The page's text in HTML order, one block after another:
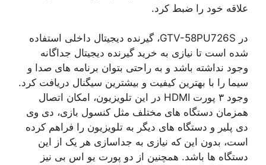
علاقه خود را ضبط کرد.
در GTV-58PU726S، گیرنده دیجیتال داخلی استفاده
شده است تا نیازی به خرید گیرنده دیجیتال جداگانه
وجود نداشته باشد و به راحتی بتوان برنامه های صدا و
سیما را با بهترین کیفیت و بیشترین سیگنال دریافت کرد.
وجود ۳ پورت HDMI در این تلویزیون، امکان اتصال
همزمان دستگاه های مختلف مثل کنسول بازی، دی وی
دی پلیر و دستگاه های دیگر به تلویزیون را فراهم کرده
است، بدون این که نیازی به جداسازی هر یک از این
دستگاه ها باشد. همچنین از دو پورت یو اس بی نیز